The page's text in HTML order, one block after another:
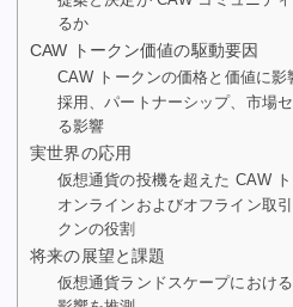
るか
CAW トークン価値の駆動要因
CAW トークンの価格と価値に影
採用、パートナーシップ、市場
る影響
実世界の応用
仮想通貨の投機を超えた CAW
オンラインおよびオフライン取
クンの役割
将来の展望と課題
仮想通貨ランドスケープにおけ